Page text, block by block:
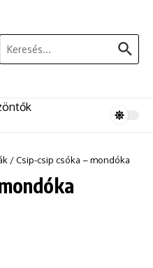
Keresés:
/Csip-csip csóka – mondóka